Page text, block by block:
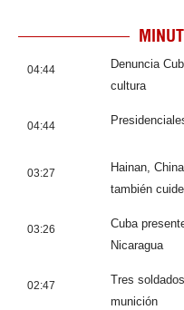
04:44
Denuncia
cultura
04:44
03:27
Hainan,
también
03:26
Cuba
Nicaragua
02:47
Tres
munición